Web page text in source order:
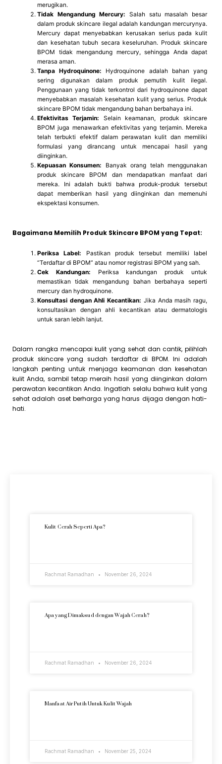
merugikan.
Tidak Mengandung Mercury: Salah satu masalah besar
dalam produk skincare ilegal adalah kandungan mercurynya.
Mercury dapat menyebabkan kerusakan serius pada kulit
dan kesehatan tubuh secara keseluruhan. Produk skincare
BPOM tidak mengandung mercury, sehingga Anda dapat
merasa aman.
Tanpa Hydroquinone: Hydroquinone adalah bahan yang
sering digunakan dalam produk pemutih kulit ilegal.
Penggunaan yang tidak terkontrol dari hydroquinone dapat
menyebabkan masalah kesehatan kulit yang serius. Produk
skincare BPOM tidak mengandung bahan berbahaya ini.
Efektivitas Terjamin: Selain keamanan, produk skincare
BPOM juga menawarkan efektivitas yang terjamin. Mereka
telah terbukti efektif dalam perawatan kulit dan memiliki
formulasi yang dirancang untuk mencapai hasil yang
diinginkan.
Kepuasan Konsumen: Banyak orang telah menggunakan
produk skincare BPOM dan mendapatkan manfaat dari
mereka. Ini adalah bukti bahwa produk-produk tersebut
dapat memberikan hasil yang diinginkan dan memenuhi
ekspektasi konsumen.
Bagaimana Memilih Produk Skincare BPOM yang Tepat:
Periksa Label: Pastikan produk tersebut memiliki label
“Terdaftar di BPOM” atau nomor registrasi BPOM yang sah.
Cek Kandungan: Periksa kandungan produk untuk
memastikan tidak mengandung bahan berbahaya seperti
mercury dan hydroquinone.
Konsultasi dengan Ahli Kecantikan: Jika Anda masih ragu,
konsultasikan dengan ahli kecantikan atau dermatologis
untuk saran lebih lanjut.
Dalam rangka mencapai kulit yang sehat dan cantik, pilihlah
produk skincare yang sudah terdaftar di BPOM. Ini adalah
langkah penting untuk menjaga keamanan dan kesehatan
kulit Anda, sambil tetap meraih hasil yang diinginkan dalam
perawatan kecantikan Anda. Ingatlah selalu bahwa kulit yang
sehat adalah aset berharga yang harus dijaga dengan hati-
hati.
Kulit Cerah Seperti Apa?
Rachmat Ramadhan November 26, 2024
Apa yang Dimaksud dengan Wajah Cerah?
Rachmat Ramadhan November 26, 2024
Manfaat Air Putih Untuk Kulit Wajah
Rachmat Ramadhan November 25, 2024